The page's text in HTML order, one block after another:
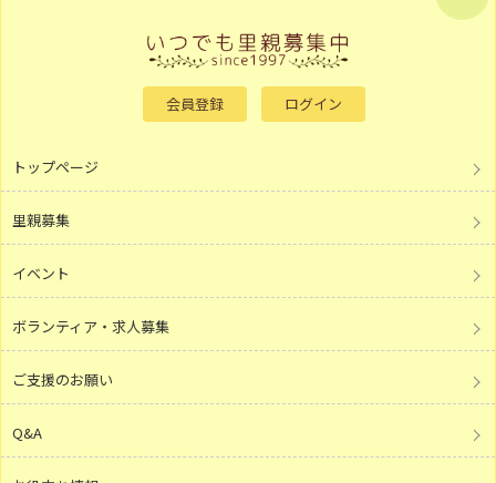
会員登録 ログイン
トップページ
里親募集
イベント
ボランティア・求人募集
ご支援のお願い
Q&A